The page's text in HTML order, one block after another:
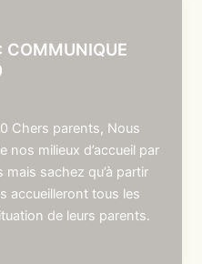
COMMUNIQUE
Chers parents, Nous
nos milieux d’accueil par
sachez qu’à partir
accueilleront tous les
de leurs parents.